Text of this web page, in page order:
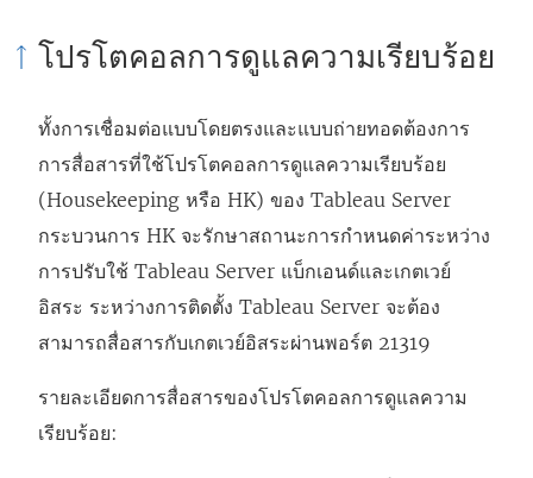
โปรโตคอลการดูแลความเรียบร้อย
ทั้งการเชื่อมต่อแบบโดยตรงและแบบถ่ายทอดต้องการ
การสื่อสารที่ใช้โปรโตคอลการดูแลความเรียบร้อย
(Housekeeping หรือ HK) ของ Tableau Server
กระบวนการ HK จะรักษาสถานะการกำหนดค่าระหว่าง
การปรับใช้ Tableau Server แบ็กเอนด์และเกตเวย์
อิสระ ระหว่างการติดตั้ง Tableau Server จะต้อง
สามารถสื่อสารกับเกตเวย์อิสระผ่านพอร์ต 21319
รายละเอียดการสื่อสารของโปรโตคอลการดูแลความ
เรียบร้อย: